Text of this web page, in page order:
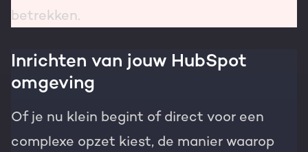
betrekken.
Inrichten van jouw HubSpot
omgeving
Of je nu klein begint of direct voor een
complexe opzet kiest, de manier waarop